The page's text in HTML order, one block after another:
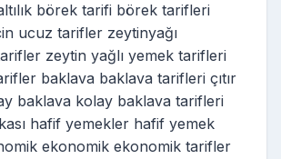
börek tarifi börek tarifleri
ucuz tarifler zeytinyağı
zeytin yağlı yemek tarifleri
baklava baklava tarifleri çıtır
baklava kolay baklava tarifleri
hafif yemekler hafif yemek
ekonomik ekonomik tarifler